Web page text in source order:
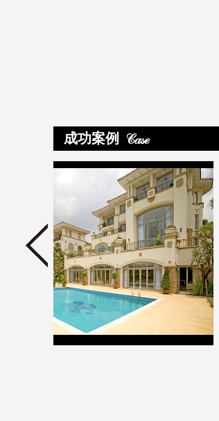
成功案例
>